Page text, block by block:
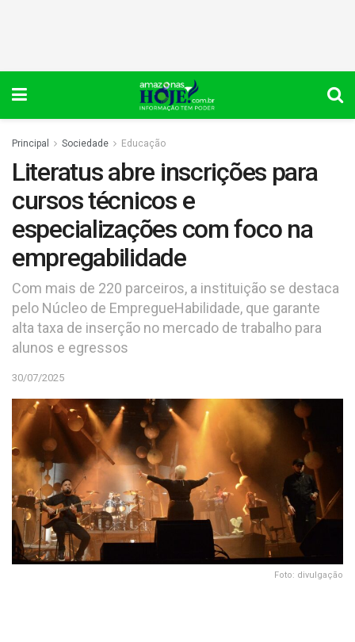
Principal Sociedade Educação
Literatus abre inscrições para
cursos técnicos e
especializações com foco na
empregabilidade
Com mais de 220 parceiros, a instituição se destaca
pelo Núcleo de EmpregueHabilidade, que garante
alta taxa de inserção no mercado de trabalho para
alunos e egressos
30/07/2025
Foto: divulgação